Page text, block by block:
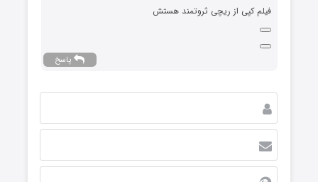
فیلم کپی از ریچی ثروتمند هستش
پاسخ